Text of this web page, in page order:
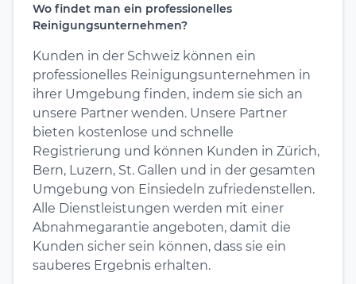
Wo findet man ein professionelles
Reinigungsunternehmen?
Kunden in der Schweiz können ein
professionelles Reinigungsunternehmen in
ihrer Umgebung finden, indem sie sich an
unsere Partner wenden. Unsere Partner
bieten kostenlose und schnelle
Registrierung und können Kunden in Zürich,
Bern, Luzern, St. Gallen und in der gesamten
Umgebung von Einsiedeln zufriedenstellen.
Alle Dienstleistungen werden mit einer
Abnahmegarantie angeboten, damit die
Kunden sicher sein können, dass sie ein
sauberes Ergebnis erhalten.